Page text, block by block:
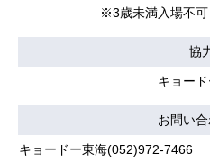
※3歳未満入場不可
協
キョー
お問い
キョードー東海(052)972-7466